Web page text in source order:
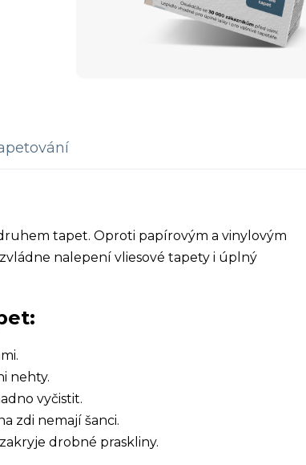
tapet. Oproti papírovým a vinylovým
nalepení vliesové tapety i úplný
nehty.
vyčistit.
zdi nemají šanci.
drobné praskliny.